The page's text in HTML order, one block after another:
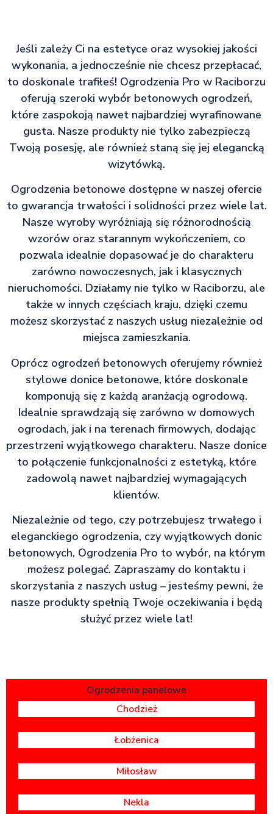
Jeśli zależy Ci na estetyce oraz wysokiej jakości
wykonania, a jednocześnie nie chcesz przepłacać,
to doskonale trafiłeś! Ogrodzenia Pro w Raciborzu
oferują szeroki wybór betonowych ogrodzeń,
które zaspokoją nawet najbardziej wyrafinowane
gusta. Nasze produkty nie tylko zabezpieczą
Twoją posesję, ale również staną się jej elegancką
wizytówką.
Ogrodzenia betonowe dostępne w naszej ofercie
to gwarancja trwałości i solidności przez wiele lat.
Nasze wyroby wyróżniają się różnorodnością
wzorów oraz starannym wykończeniem, co
pozwala idealnie dopasować je do charakteru
zarówno nowoczesnych, jak i klasycznych
nieruchomości. Działamy nie tylko w Raciborzu, ale
także w innych częściach kraju, dzięki czemu
możesz skorzystać z naszych usług niezależnie od
miejsca zamieszkania.
Oprócz ogrodzeń betonowych oferujemy również
stylowe donice betonowe, które doskonale
komponują się z każdą aranżacją ogrodową.
Idealnie sprawdzają się zarówno w domowych
ogrodach, jak i na terenach firmowych, dodając
przestrzeni wyjątkowego charakteru. Nasze donice
to połączenie funkcjonalności z estetyką, które
zadowolą nawet najbardziej wymagających
klientów.
Niezależnie od tego, czy potrzebujesz trwałego i
eleganckiego ogrodzenia, czy wyjątkowych donic
betonowych, Ogrodzenia Pro to wybór, na którym
możesz polegać. Zapraszamy do kontaktu i
skorzystania z naszych usług – jesteśmy pewni, że
nasze produkty spełnią Twoje oczekiwania i będą
służyć przez wiele lat!
Ogrodzenia panelowe
Chodzież
Łobżenica
Miłosław
Nekla